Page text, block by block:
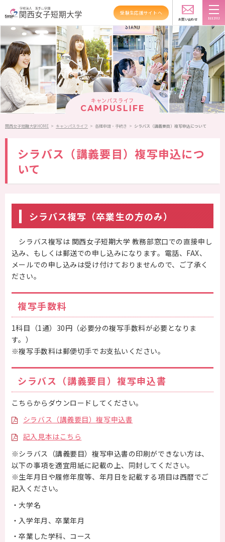
受験生応援サイトへ
お問い合わせ
スクールバス アクセス 資料請求
大学紹介
学科紹介
資格・就職
キャンパスライフ
高大連携・地域連携
入試情報
在学生の方へ
保護者の方へ
卒業生の方へ
企業の方へ
地域・一般の方へ
キャンパスライフ
CAMPUSLIFE
関西女子短期大学HOME > キャンパスライフ > 各種申請・手続き > シラバス（講義要目）複写申込について
シラバス（講義要目）複写申込につ
いて
シラバス複写（卒業生の方のみ）
シラバス複写は 関西女子短期大学 教務部窓口での直接申し
込み、もしくは郵送での申し込みになります。電話、FAX、
メールでの申し込みは受け付けておりませんので、ご了承く
ださい。
複写手数料
1科目（1通）30円（必要分の複写手数料が必要となりま
す。）
※複写手数料は郵便切手でお支払いください。
シラバス（講義要目）複写申込書
こちらからダウンロードしてください。
シラバス（講義要目）複写申込書
記入見本はこちら
※シラバス（講義要目）複写申込書の印刷ができない方は、
以下の事項を適宜用紙に記載の上、同封してください。
※生年月日や履修年度等、年月日を記載する項目は西暦でご
記入ください。
・大学名
・入学年月、卒業年月
・卒業した学科、コース